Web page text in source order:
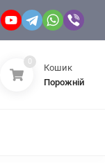
0
Кошик
Порожній